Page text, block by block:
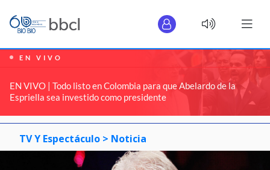
EN VIVO
EN VIVO | Todo listo en Colombia para que Abelardo de la
Espriella sea investido como presidente
TV Y Espectáculo > Noticia